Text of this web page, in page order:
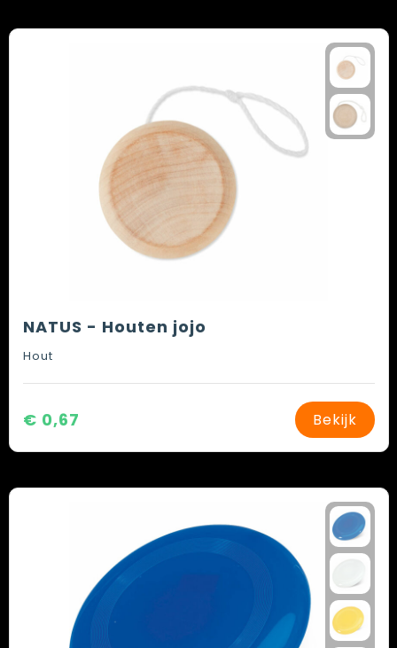
NATUS - Houten jojo
Hout
€ 0,67 Bekijk